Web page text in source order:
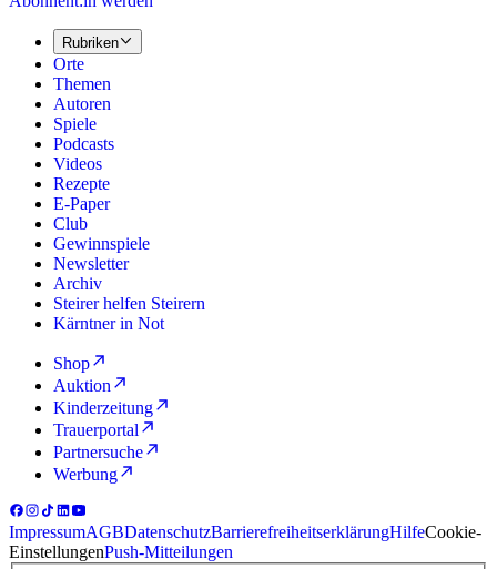
Rubriken
Orte
Themen
Autoren
Spiele
Podcasts
Videos
Rezepte
E-Paper
Club
Gewinnspiele
Newsletter
Archiv
Steirer helfen Steirern
Kärntner in Not
Shop
Auktion
Kinderzeitung
Trauerportal
Partnersuche
Werbung
ImpressumAGBDatenschutzBarrierefreiheitserklärungHilfeCookie-
EinstellungenPush-Mitteilungen